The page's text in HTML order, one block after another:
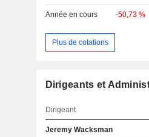
Année en cours -50,73 %
Plus de cotations
Dirigeants et
Dirigeant
Jeremy Wacksman